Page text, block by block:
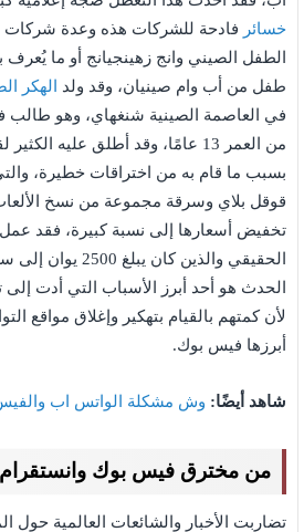
خسائر فادحة للشركات هذه وعدة شركات
الطفل الصيني وانج زهينجيانج أو ما
طفل من أب وام صينيان، وقد ولد
الهكر
في العاصمة الصينية شنغهاي، وهو طالب في
من العمر 13 عامًا، وقد أطلق عليه
بسبب ما قام به من اختراقات خطيرة،
قوقل بلاي وسرقة مجموعة من نسخ
تخفيض أسعارها إلى نسبة كبيرة، فقد
الحدث هو أحد أبرز الأسباب التي أدت إلى
لأن كمتهم بالقيام بتهكير وإغلاق مواقع
أبرزها فيس بوك.
شاهد أيضًا: وش مشكلة الواتس اب والفيس بوك 2021
من مخترق فيس بوك وانستقرام
تضاربت الأخبار والشائعات العالمية حول